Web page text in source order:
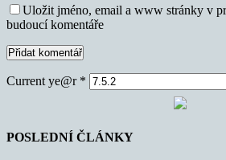
Uložit jméno, email a www stránky v
budoucí komentáře
Current ye@r *
POSLEDNÍ ČLÁNKY